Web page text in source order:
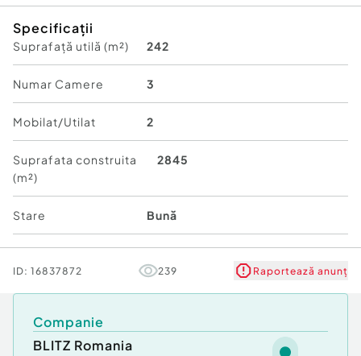
oraș și utilități în apropiere.
Pentru mai multe detalii sau pentru programarea
unei vizionări, vă stăm cu drag la dispoziție!
Cod ofertă / ID BLITZ: P172020
Id intern: P172020
Număr Băi:1
Curent
Canalizare
Specificații
Suprafață utilă (m²) 242
Numar Camere 3
Mobilat/Utilat 2
Suprafata construita
(m²)
2845
Stare Bună
ID: 16837872 239 Raportează anunț
Companie
BLITZ Romania